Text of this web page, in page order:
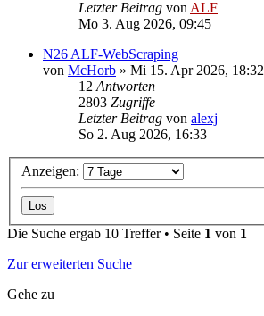
Letzter Beitrag von ALF
Mo 3. Aug 2026, 09:45
N26 ALF-WebScraping
von McHorb » Mi 15. Apr 2026, 18:32
12 Antworten
2803 Zugriffe
Letzter Beitrag von alexj
So 2. Aug 2026, 16:33
Anzeigen:
Die Suche ergab 10 Treffer • Seite 1 von 1
Zur erweiterten Suche
Gehe zu